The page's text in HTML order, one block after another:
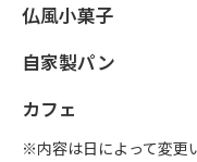
仏風小菓子
自家製パン
カフェ
※内容は日によって変更